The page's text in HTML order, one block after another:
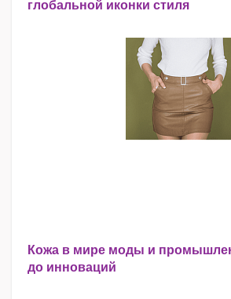
глобальной иконки стиля
Кожа в мире моды и
до инноваций